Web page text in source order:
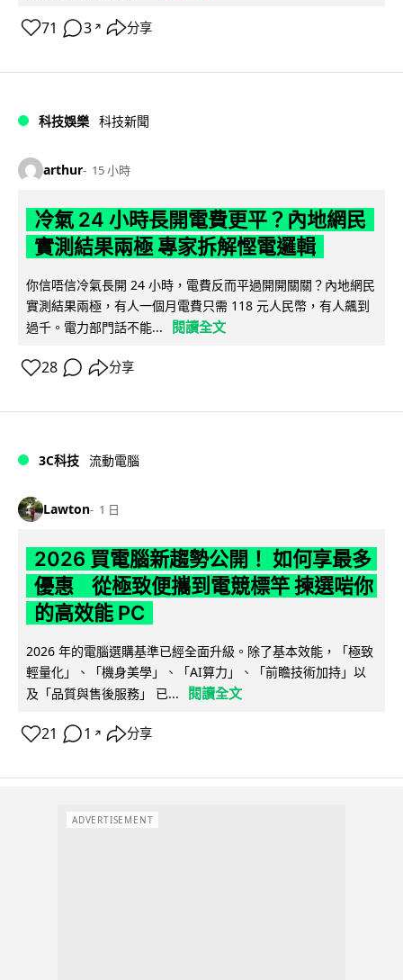
71 3 ↗ 分享
科技娛樂 科技新聞
arthur 15 小時
冷氣 24 小時長開電費更平？內地網民
實測結果兩極 專家拆解慳電邏輯
你信唔信冷氣長開 24 小時，電費反而平過開開關關？內地網民
實測結果兩極，有人一個月電費只需 118 元人民幣，有人飆到
過千。電力部門話不能...
閱讀全文
28 分享
3C科技 流動電腦
Lawton 1 日
2026 買電腦新趨勢公開！ 如何享最多
優惠 從極致便攜到電競標竿 揀選啱你
的高效能 PC
2026 年的電腦選購基準已經全面升級。除了基本效能，「極致
輕量化」、「機身美學」、「AI算力」、「前瞻技術加持」以
及「品質與售後服務」 已...
閱讀全文
21 1 ↗ 分享
ADVERTISEMENT